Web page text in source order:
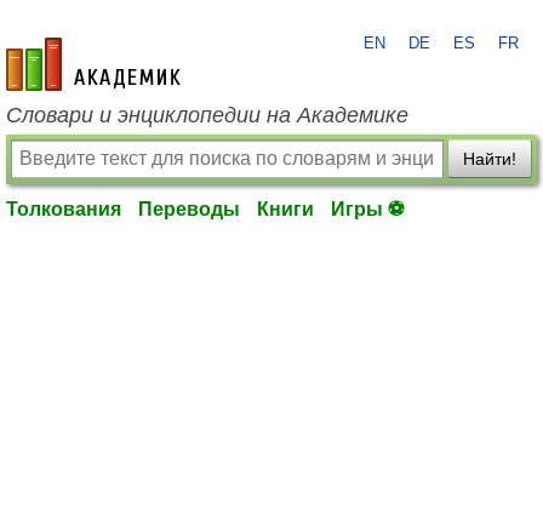
academic.ru
EN DE ES FR
Словари и энциклопедии на Академике
Найти!
Толкования Переводы Книги Игры ⚽